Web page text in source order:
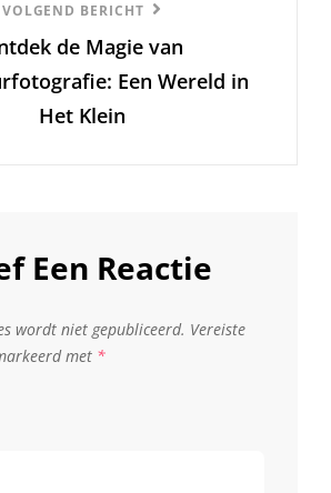
VOLGEND BERICHT
de Magie van
Een Wereld in
Het Klein
Een Reactie
wordt niet gepubliceerd. Vereiste
met *